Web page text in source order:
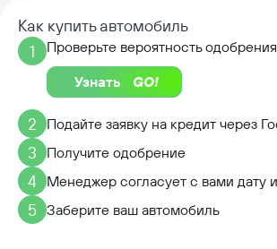
Как купить автомобиль
1
Проверьте вероятность
Узнать
2 Подайте заявку на кредит через
3 Получите одобрение
4 Менеджер согласует с вами дату
5 Заберите ваш автомобиль